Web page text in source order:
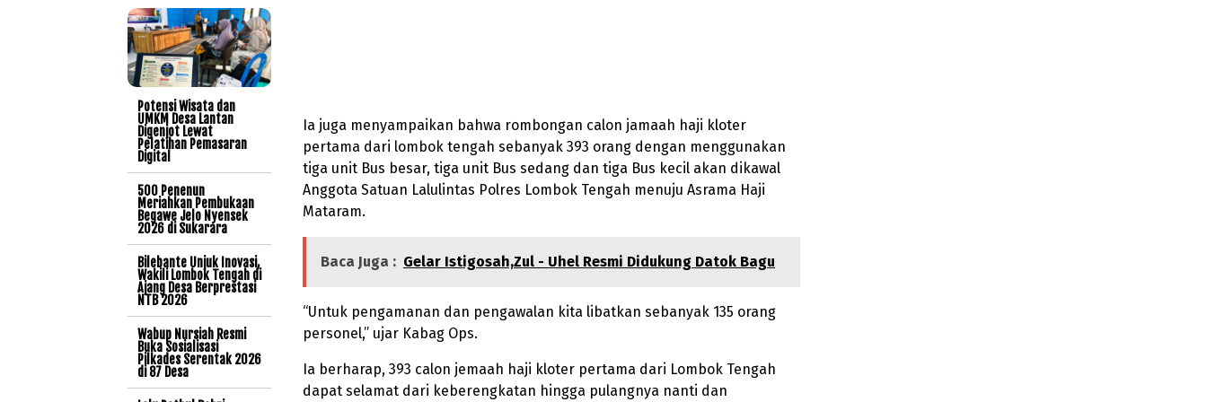
Ia juga menyampaikan bahwa rombongan calon jamaah haji kloter
pertama dari lombok tengah sebanyak 393 orang dengan menggunakan
tiga unit Bus besar, tiga unit Bus sedang dan tiga Bus kecil akan dikawal
Anggota Satuan Lalulintas Polres Lombok Tengah menuju Asrama Haji
Mataram.
Baca Juga : Gelar Istigosah,Zul - Uhel Resmi Didukung Datok Bagu
“Untuk pengamanan dan pengawalan kita libatkan sebanyak 135 orang
personel,” ujar Kabag Ops.
Ia berharap, 393 calon jemaah haji kloter pertama dari Lombok Tengah
dapat selamat dari keberengkatan hingga pulangnya nanti dan
Potensi Wisata dan
UMKM Desa Lantan
Digenjot Lewat
Pelatihan Pemasaran
Digital
500 Penenun
Meriahkan Pembukaan
Begawe Jelo Nyensek
2026 di Sukarara
Bilebante Unjuk Inovasi,
Wakili Lombok Tengah di
Ajang Desa Berprestasi
NTB 2026
Wabup Nursiah Resmi
Buka Sosialisasi
Pilkades Serentak 2026
di 87 Desa